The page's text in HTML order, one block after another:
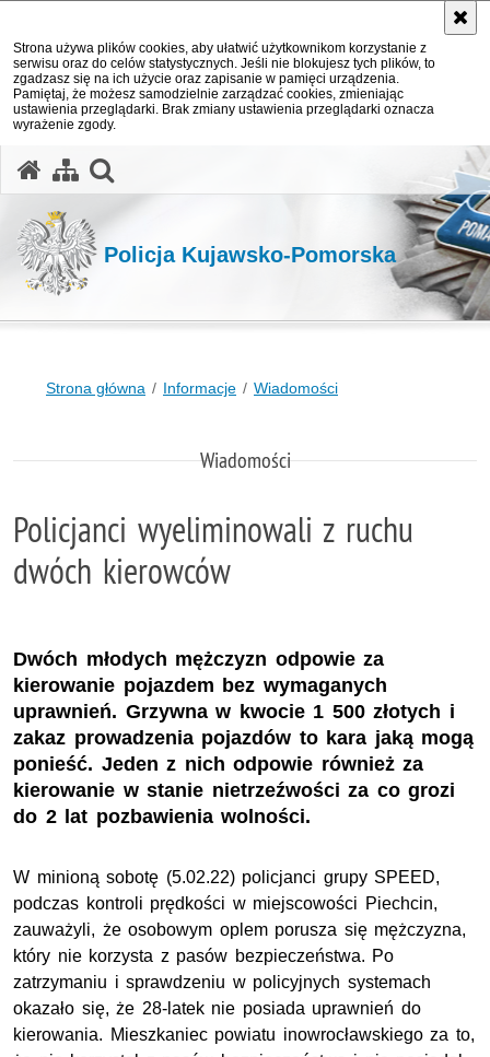
Strona używa plików cookies, aby ułatwić użytkownikom korzystanie z
serwisu oraz do celów statystycznych. Jeśli nie blokujesz tych plików, to
zgadzasz się na ich użycie oraz zapisanie w pamięci urządzenia.
Pamiętaj, że możesz samodzielnie zarządzać cookies, zmieniając
ustawienia przeglądarki. Brak zmiany ustawienia przeglądarki oznacza
wyrażenie zgody.
Policja Kujawsko-Pomorska
Strona główna Informacje Wiadomości
Wiadomości
Policjanci wyeliminowali z ruchu
dwóch kierowców
Dwóch młodych mężczyzn odpowie za
kierowanie pojazdem bez wymaganych
uprawnień. Grzywna w kwocie 1 500 złotych i
zakaz prowadzenia pojazdów to kara jaką mogą
ponieść. Jeden z nich odpowie również za
kierowanie w stanie nietrzeźwości za co grozi
do 2 lat pozbawienia wolności.
W minioną sobotę (5.02.22) policjanci grupy SPEED,
podczas kontroli prędkości w miejscowości Piechcin,
zauważyli, że osobowym oplem porusza się mężczyzna,
który nie korzysta z pasów bezpieczeństwa. Po
zatrzymaniu i sprawdzeniu w policyjnych systemach
okazało się, że 28-latek nie posiada uprawnień do
kierowania. Mieszkaniec powiatu inowrocławskiego za to,